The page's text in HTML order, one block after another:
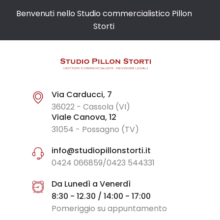
Benvenuti nello Studio commercialistico Pillon
Storti
Via Carducci, 7
36022 - Cassola (VI)
Viale Canova, 12
31054 - Possagno (TV)
info@studiopillonstorti.it
0424 066859/0423 544331
Da Lunedì a Venerdì
8:30 - 12.30 / 14:00 - 17:00
Pomeriggio su appuntamento